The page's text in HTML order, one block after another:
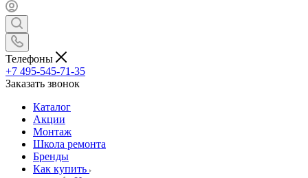
Телефоны
+7 495-545-71-35
Заказать звонок
Каталог
Акции
Монтаж
Школа ремонта
Бренды
Как купить